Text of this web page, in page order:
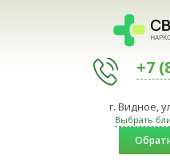
+7
г. Видное,
Выбрать